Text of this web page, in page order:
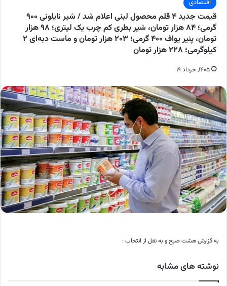
اقتصادی
قیمت جدید ۴ قلم محصول لبنی اعلام شد / شیر نایلونی ۹۰۰
گرمی؛ ۸۴ هزار تومان، شیر بطری کم چرب یک لیتری؛ ۹۸ هزار
تومان، پنیر یواف ۴۰۰ گرمی؛ ۲۰۳ هزار تومان و ماست دبه‌ای ۲
کیلوگرمی؛ ۲۲۸ هزار تومان
۱۴۰۵, خرداد ۱۹
به گزارش هشت صبح و به نقل از انتخاب :
نوشته های مشابه